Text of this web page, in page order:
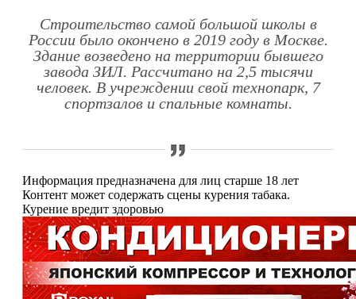
Строительство самой большой школы в
России было окончено в 2019 году в Москве.
Здание возведено на территории бывшего
завода ЗИЛ. Рассчитано на 2,5 тысячи
человек. В учреждении свой технопарк, 7
спортзалов и спальные комнаты.
Информация предназначена для лиц старше 18 лет
Контент может содержать сцены курения табака.
Курение вредит здоровью